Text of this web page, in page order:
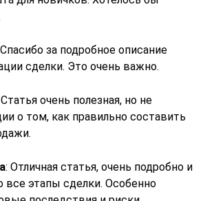
за подробное описание
сделки. Это очень важно.
очень полезная, но не
о том, как правильно составить
: Отличная статья, очень подробно и
все этапы сделки. Особенно